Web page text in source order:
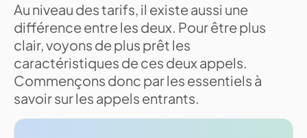
Au niveau des tarifs, il existe aussi une
différence entre les deux. Pour être plus
clair, voyons de plus prêt les
caractéristiques de ces deux appels.
Commençons donc par les essentiels à
savoir sur les appels entrants.